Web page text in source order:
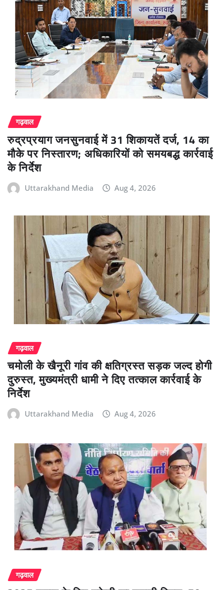
गढ़वाल
रुद्रप्रयाग जनसुनवाई में 31 शिकायतें दर्ज, 14 का
मौके पर निस्तारण; अधिकारियों को समयबद्ध कार्रवाई
के निर्देश
Uttarakhand Media Aug 4, 2026
गढ़वाल
चमोली के खैनूरी गांव की क्षतिग्रस्त सड़क जल्द होगी
दुरुस्त, मुख्यमंत्री धामी ने दिए तत्काल कार्रवाई के
निर्देश
Uttarakhand Media Aug 4, 2026
गढ़वाल